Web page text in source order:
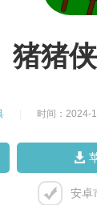
猪猪
时间：2024-
安卓